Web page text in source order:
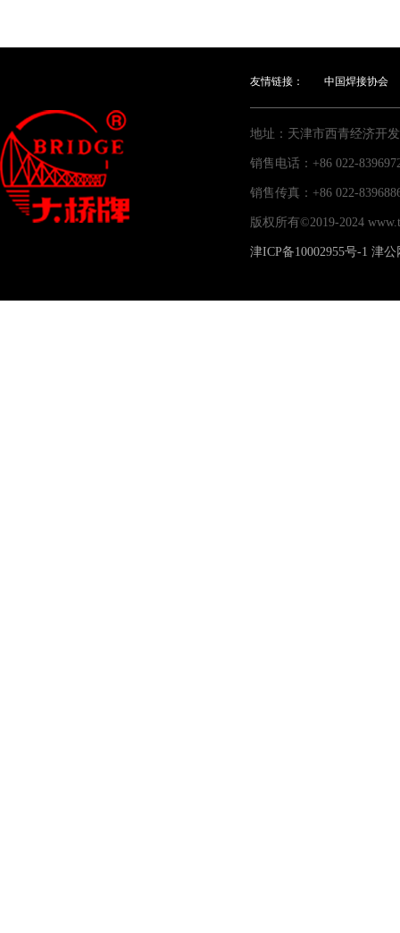
友情链接： 中国焊接协会
地址：天津市西青经济开
销售电话：+86 022-
销售传真：+86 022-
版权所有©2019-2024
津ICP备10002955号-1 津公